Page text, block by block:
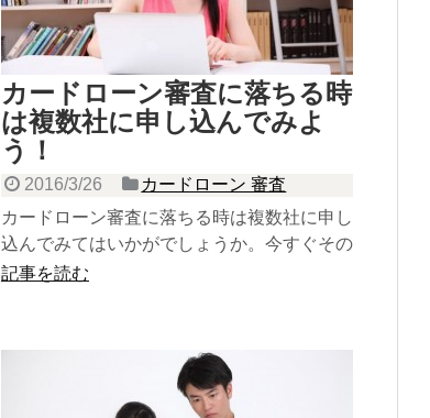
カードローン審査に落ちる時
は複数社に申し込んでみよ
う！
2016/3/26
カードローン 審査
カードローン審査に落ちる時は複数社に申し
込んでみてはいかがでしょうか。今すぐその
理由をチェック！
記事を読む